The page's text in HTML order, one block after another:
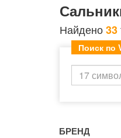
Найдено33
Поиск по
БРЕНД